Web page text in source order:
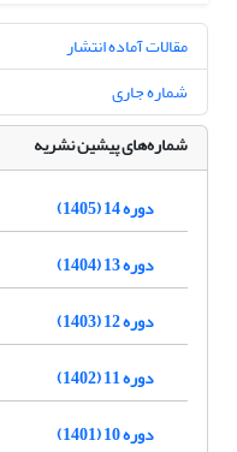
مقالات آماده انتشار
شماره جاری
شماره‌های پیشین نشریه
دوره 14 (1405)
دوره 13 (1404)
دوره 12 (1403)
دوره 11 (1402)
دوره 10 (1401)